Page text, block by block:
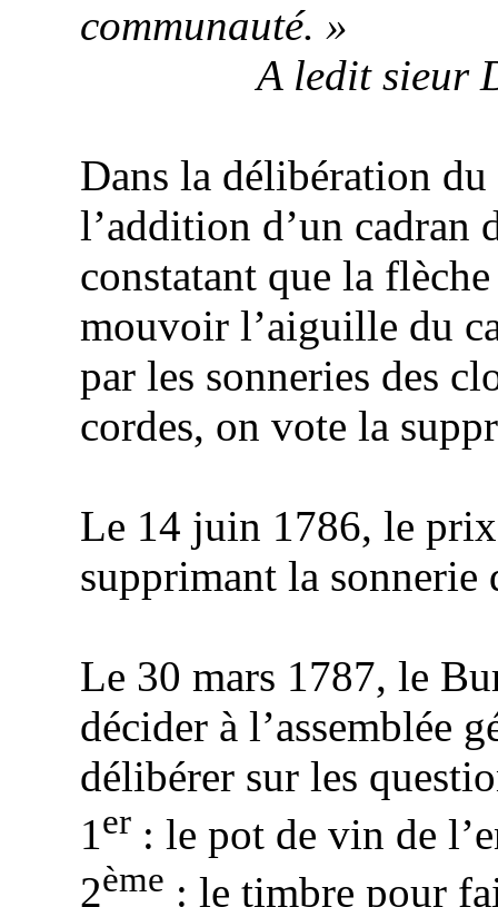
communauté. »
A ledit sieur
Dans la délibération
l’addition d’un cadran
constatant que la
mouvoir l’aiguille du
par les sonneries des
cordes, on vote la
Le 14 juin 1786, le
supprimant la sonnerie
Le 30 mars 1787, le
décider à l’assemblée
délibérer sur les
1er : le pot de vin de
2ème : le timbre pour